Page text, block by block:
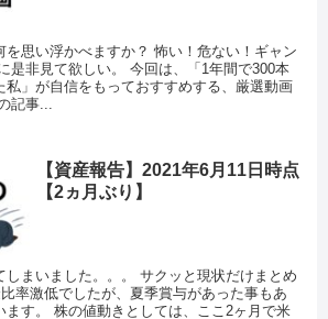
を思い浮かべますか？ 怖い！危ない！ギャン
是非見て欲しい。 今回は、「1年間で300本
私」が自信をもっておすすめする、厳選動画
記事...
【資産報告】2021年6月11日時点
【2ヵ月ぶり】
しまいました。。。 サクッと現状だけまとめ
率激低でしたが、夏季賞与があった事もあ
ます。 株の値動きとしては、ここ2ヶ月で米